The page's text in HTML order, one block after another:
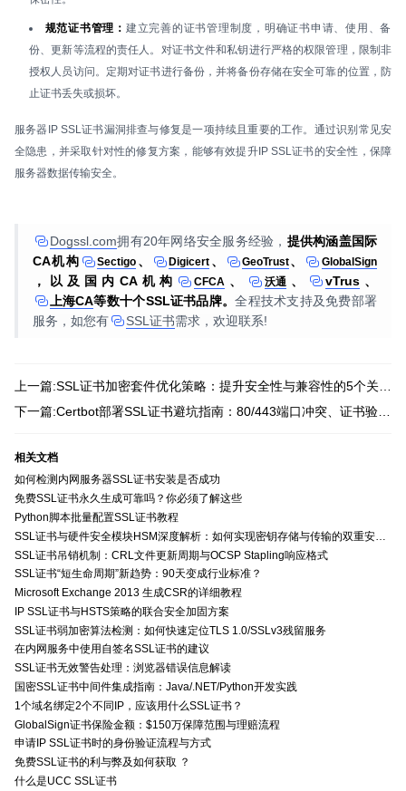
规范证书管理： 建立完善的证书管理制度，明确证书申请、使用、备
份、更新等流程的责任人。对证书文件和私钥进行严格的权限管理，限制非
授权人员访问。定期对证书进行备份，并将备份存储在安全可靠的位置，防
止证书丢失或损坏。
服务器IP SSL证书漏洞排查与修复是一项持续且重要的工作。通过识别常见安
全隐患，并采取针对性的修复方案，能够有效提升IP SSL证书的安全性，保障
服务器数据传输安全。
Dogssl.com拥有20年网络安全服务经验， 提供构涵盖国际
CA机构
Sectigo 、 Digicert 、 GeoTrust、 GlobalSign
，以及国内CA机构 CFCA 、 沃通 、 vTrus、
上海CA等数十个SSL证书品牌。全程技术支持及免费部署
服务，如您有
SSL证书需求，欢迎联系!
相关文档
如何检测内网服务器SSL证书安装是否成功
免费SSL证书永久生成可靠吗？你必须了解这些
Python脚本批量配置SSL证书教程
SSL证书吊销机制：CRL文件更新周期与OCSP Stapling响应格式
SSL证书“短生命周期”新趋势：90天变成行业标准？
Microsoft Exchange 2013 生成CSR的详细教程
IP SSL证书与HSTS策略的联合安全加固方案
SSL证书弱加密算法检测：如何快速定位TLS 1.0/SSLv3残留服务
在内网服务中使用自签名SSL证书的建议
SSL证书无效警告处理：浏览器错误信息解读
国密SSL证书中间件集成指南：Java/.NET/Python开发实践
1个域名绑定2个不同IP，应该用什么SSL证书？
GlobalSign证书保险金额：$150万保障范围与理赔流程
申请IP SSL证书时的身份验证流程与方式
免费SSL证书的利与弊及如何获取 ？
什么是UCC SSL证书